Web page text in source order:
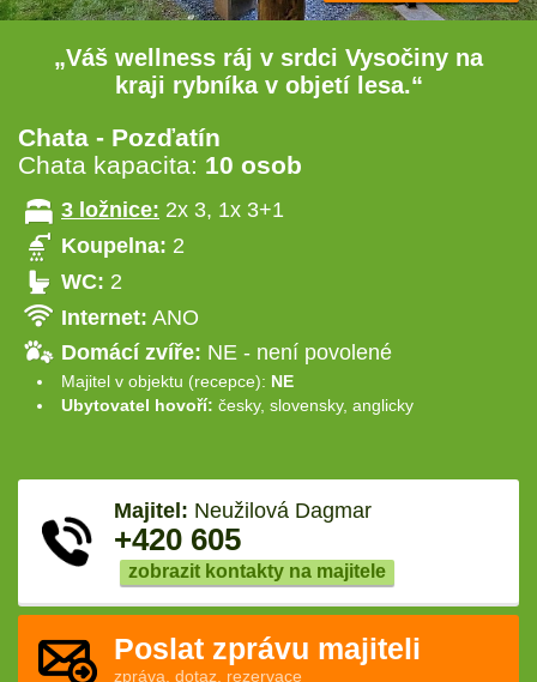
„Váš wellness ráj v srdci Vysočiny na
kraji rybníka v objetí lesa.“
Chata - Pozďatín
Chata kapacita: 10 osob
3 ložnice: 2x 3, 1x 3+1
Koupelna: 2
WC: 2
Internet: ANO
Domácí zvíře: NE - není povolené
Majitel v objektu (recepce): NE
Ubytovatel hovoří: česky, slovensky, anglicky
Majitel: Neužilová Dagmar
+420 605
zobrazit kontakty na majitele
Poslat zprávu majiteli
zpráva, dotaz, rezervace